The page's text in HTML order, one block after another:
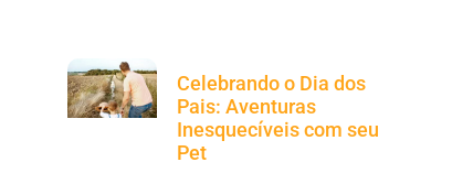
Celebrando o Dia dos
Pais: Aventuras
Inesquecíveis com seu
Pet